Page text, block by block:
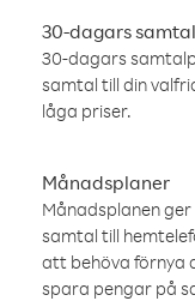
30-dagars
30-dagars
samtal till din
låga priser.
Månadsplaner
Månadsplanen
samtal till
att behöva förnya
spara pengar på